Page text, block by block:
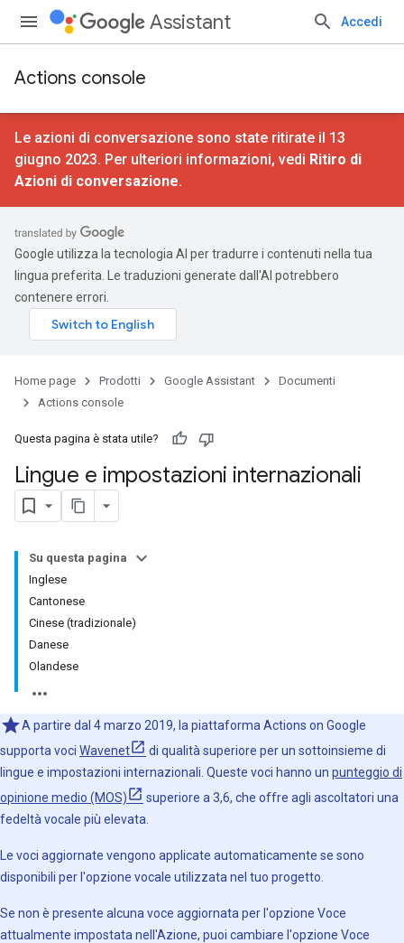
Assistant Accedi
Actions console
Le azioni di conversazione sono state ritirate il 13
giugno 2023. Per ulteriori informazioni, vedi Ritiro di
Azioni di conversazione.
Google utilizza la tecnologia AI per tradurre i contenuti nella tua
lingua preferita. Le traduzioni generate dall'AI potrebbero
contenere errori.
Home page Prodotti Google Assistant
Documenti
Actions console
Questa pagina è stata utile?
Lingue e impostazioni internazionali
Su questa pagina
Inglese
Cantonese
Cinese (tradizionale)
Danese
Olandese
A partire dal 4 marzo 2019, la piattaforma Actions on Google
supporta voci Wavenet
di qualità superiore per un sottoinsieme di
lingue e impostazioni internazionali. Queste voci hanno un punteggio di
opinione medio (MOS)
superiore a 3,6, che offre agli ascoltatori una
fedeltà vocale più elevata.
Le voci aggiornate vengono applicate automaticamente se sono
disponibili per l'opzione vocale utilizzata nel tuo progetto.
Se non è presente alcuna voce aggiornata per l'opzione Voce
attualmente impostata nell'Azione, puoi cambiare l'opzione Voce